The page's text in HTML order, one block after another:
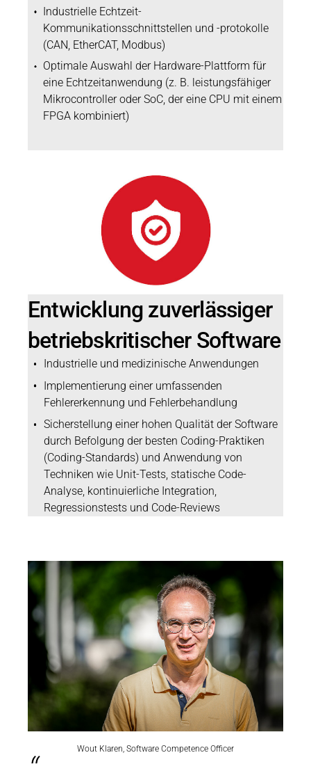
Industrielle Echtzeit-
Kommunikationsschnittstellen und -protokolle
(CAN, EtherCAT, Modbus)
Optimale Auswahl der Hardware-Plattform für
eine Echtzeitanwendung (z. B. leistungsfähiger
Mikrocontroller oder SoC, der eine CPU mit einem
FPGA kombiniert)
Entwicklung zuverlässiger
betriebskritischer Software
Industrielle und medizinische Anwendungen
Implementierung einer umfassenden
Fehlererkennung und Fehlerbehandlung
Sicherstellung einer hohen Qualität der Software
durch Befolgung der besten Coding-Praktiken
(Coding-Standards) und Anwendung von
Techniken wie Unit-Tests, statische Code-
Analyse, kontinuierliche Integration,
Regressionstests und Code-Reviews
Wout Klaren, Software Competence Officer